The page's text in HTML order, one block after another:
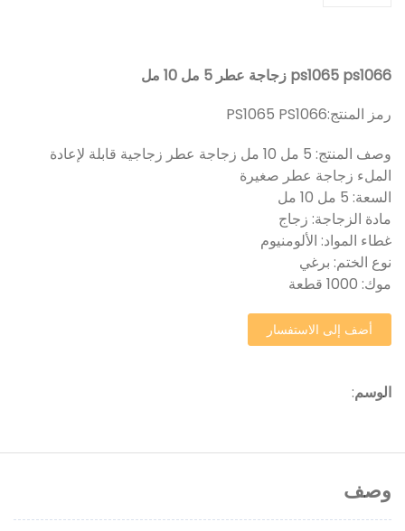
ps1065 ps1066 زجاجة عطر 5 مل 10 مل
رمز المنتج:PS1065 PS1066
وصف المنتج: 5 مل 10 مل زجاجة عطر زجاجية قابلة لإعادة
الملء زجاجة عطر صغيرة
السعة: 5 مل 10 مل
مادة الزجاجة: زجاج
غطاء المواد: الألومنيوم
نوع الختم: برغي
موك: 1000 قطعة
أضف إلى الاستفسار
الوسم:
وصف